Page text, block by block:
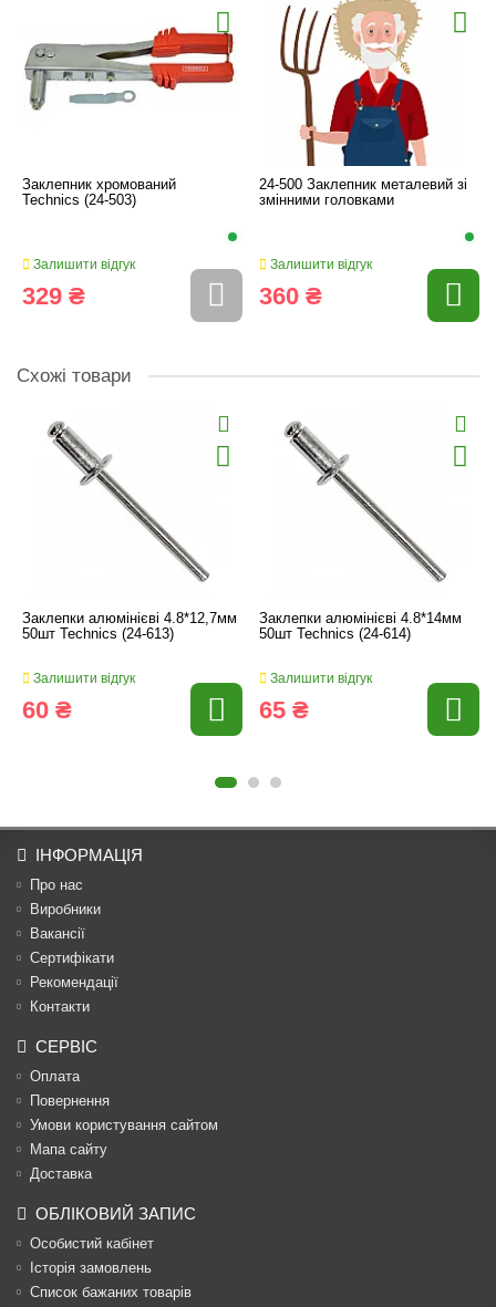
Заклепник хромований
Technics (24-503)
Залишити відгук
329 ₴
24-500 Заклепник металевий зі
змінними головками
Залишити відгук
360 ₴
Схожі товари
Заклепки алюмінієві 4.8*12,7мм
50шт Technics (24-613)
Залишити відгук
60 ₴
Заклепки алюмінієві 4.8*14мм
50шт Technics (24-614)
Залишити відгук
65 ₴
ІНФОРМАЦІЯ
Про нас
Виробники
Вакансії
Сертифікати
Рекомендації
Контакти
СЕРВІС
Оплата
Повернення
Умови користування сайтом
Мапа сайту
Доставка
ОБЛІКОВИЙ ЗАПИС
Особистий кабінет
Історія замовлень
Список бажаних товарів